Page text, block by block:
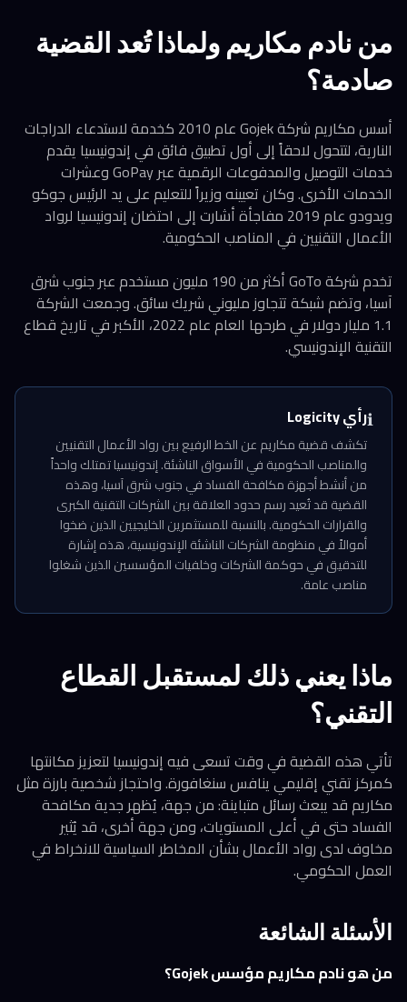
من نادم مكاريم ولماذا تُعد القضية
صادمة؟
أسس مكاريم شركة Gojek عام 2010 كخدمة لاستدعاء الدراجات
النارية، لتتحول لاحقاً إلى أول تطبيق فائق في إندونيسيا يقدم
خدمات التوصيل والمدفوعات الرقمية عبر GoPay وعشرات
الخدمات الأخرى. وكان تعيينه وزيراً للتعليم على يد الرئيس جوكو
ويدودو عام 2019 مفاجأة أشارت إلى احتضان إندونيسيا لرواد
الأعمال التقنيين في المناصب الحكومية.
تخدم شركة GoTo أكثر من 190 مليون مستخدم عبر جنوب شرق
آسيا، وتضم شبكة تتجاوز مليوني شريك سائق. وجمعت الشركة
1.1 مليار دولار في طرحها العام عام 2022، الأكبر في تاريخ قطاع
التقنية الإندونيسي.
ℹ️رأي Logicity
تكشف قضية مكاريم عن الخط الرفيع بين رواد الأعمال التقنيين
والمناصب الحكومية في الأسواق الناشئة. إندونيسيا تمتلك واحداً
من أنشط أجهزة مكافحة الفساد في جنوب شرق آسيا، وهذه
القضية قد تُعيد رسم حدود العلاقة بين الشركات التقنية الكبرى
والقرارات الحكومية. بالنسبة للمستثمرين الخليجيين الذين ضخوا
أموالاً في منظومة الشركات الناشئة الإندونيسية، هذه إشارة
للتدقيق في حوكمة الشركات وخلفيات المؤسسين الذين شغلوا
مناصب عامة.
ماذا يعني ذلك لمستقبل القطاع
التقني؟
تأتي هذه القضية في وقت تسعى فيه إندونيسيا لتعزيز مكانتها
كمركز تقني إقليمي ينافس سنغافورة. واحتجاز شخصية بارزة مثل
مكاريم قد يبعث رسائل متباينة: من جهة، يُظهر جدية مكافحة
الفساد حتى في أعلى المستويات، ومن جهة أخرى، قد يُثير
مخاوف لدى رواد الأعمال بشأن المخاطر السياسية للانخراط في
العمل الحكومي.
الأسئلة الشائعة
من هو نادم مكاريم مؤسس Gojek؟